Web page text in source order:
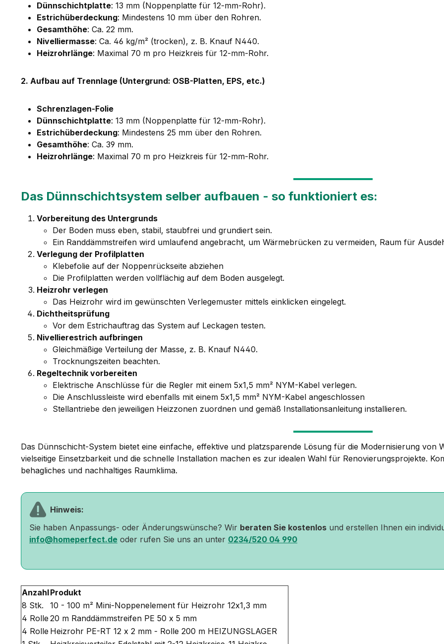
Dünnschichtplatte: 13 mm (Noppenplatte für 12-mm-Rohr).
Estrichüberdeckung: Mindestens 10 mm über den Rohren.
Gesamthöhe: Ca. 22 mm.
Nivelliermasse: Ca. 46 kg/m² (trocken), z. B. Knauf N440.
Heizrohrlänge: Maximal 70 m pro Heizkreis für 12-mm-Rohr.
2. Aufbau auf Trennlage (Untergrund: OSB-Platten, EPS, etc.)
Schrenzlagen-Folie
Dünnschichtplatte: 13 mm (Noppenplatte für 12-mm-Rohr).
Estrichüberdeckung: Mindestens 25 mm über den Rohren.
Gesamthöhe: Ca. 39 mm.
Heizrohrlänge: Maximal 70 m pro Heizkreis für 12-mm-Rohr.
Das Dünnschichtsystem selber aufbauen - so funktioniert es:
Vorbereitung des Untergrunds
Der Boden muss eben, stabil, staubfrei und grundiert sein.
Ein Randdämmstreifen wird umlaufend angebracht, um Wärmebrücken zu vermeiden, Raum für
Verlegung der Profilplatten
Klebefolie auf der Noppenrückseite abziehen
Die Profilplatten werden vollflächig auf dem Boden ausgelegt.
Heizrohr verlegen
Das Heizrohr wird im gewünschten Verlegemuster mittels einklicken eingelegt.
Dichtheitsprüfung
Vor dem Estrichauftrag das System auf Leckagen testen.
Nivellierestrich aufbringen
Gleichmäßige Verteilung der Masse, z. B. Knauf N440.
Trocknungszeiten beachten.
Regeltechnik vorbereiten
Elektrische Anschlüsse für die Regler mit einem 5x1,5 mm² NYM-Kabel verlegen.
Die Anschlussleiste wird ebenfalls mit einem 5x1,5 mm² NYM-Kabel angeschlossen
Stellantriebe den jeweiligen Heizzonen zuordnen und gemäß Installationsanleitung installieren.
Das Dünnschicht-System bietet eine einfache, effektive und platzsparende Lösung für die Modernisierung von
vielseitige Einsetzbarkeit und die schnelle Installation machen es zur idealen Wahl für Renovierungsprojekte.
behagliches und nachhaltiges Raumklima.
Hinweis:
Sie haben Anpassungs- oder Änderungswünsche? Wir beraten Sie kostenlos und erstellen Ihnen ein
info@homeperfect.de oder rufen Sie uns an unter 0234/520 04 990
AnzahlProdukt
8 Stk.
10 - 100 m² Mini-Noppenelement für Heizrohr 12x1,3 mm
4 Rolle 20 m Randdämmstreifen PE 50 x 5 mm
4 Rolle Heizrohr PE-RT 12 x 2 mm - Rolle 200 m HEIZUNGSLAGER